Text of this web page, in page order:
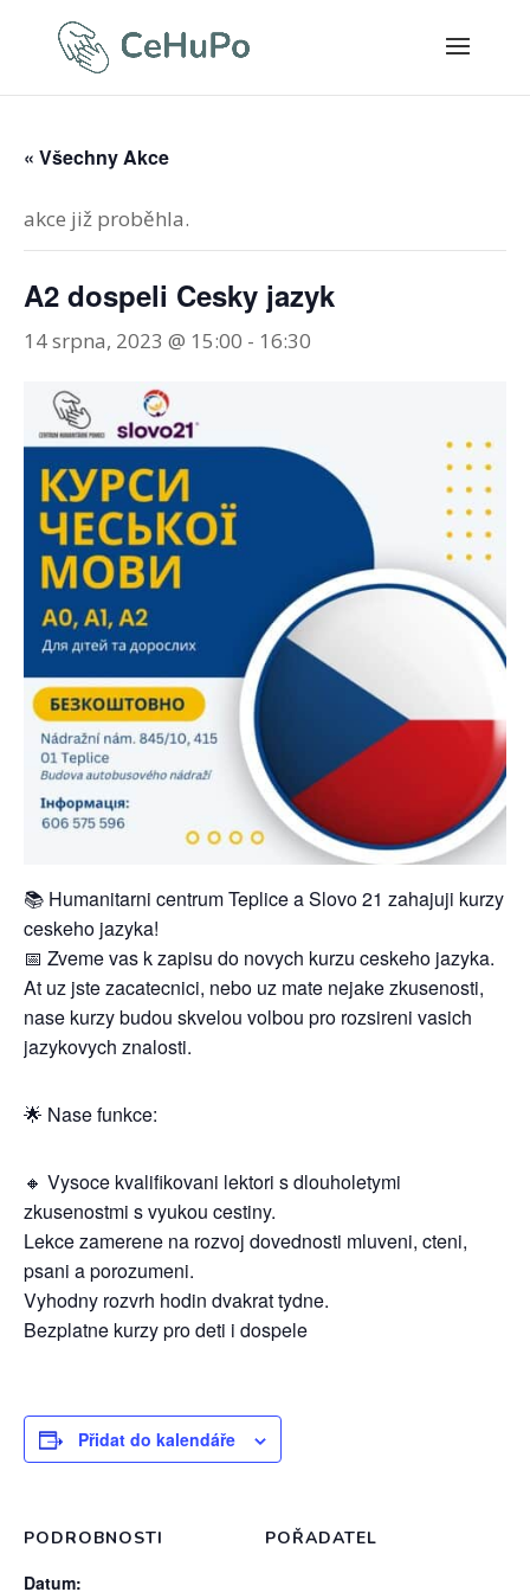
« Všechny Akce
akce již proběhla.
A2 dospeli Cesky jazyk
14 srpna, 2023 @ 15:00 - 16:30
📚 Humanitarni centrum Teplice a Slovo 21 zahajuji kurzy
ceskeho jazyka!
📅 Zveme vas k zapisu do novych kurzu ceskeho jazyka.
At uz jste zacatecnici, nebo uz mate nejake zkusenosti,
nase kurzy budou skvelou volbou pro rozsireni vasich
jazykovych znalosti.
🌟 Nase funkce:
🔸 Vysoce kvalifikovani lektori s dlouholetymi
zkusenostmi s vyukou cestiny.
Lekce zamerene na rozvoj dovednosti mluveni, cteni,
psani a porozumeni.
Vyhodny rozvrh hodin dvakrat tydne.
Bezplatne kurzy pro deti i dospele
Přidat do kalendáře
PODROBNOSTI
Datum:
POŘADATEL